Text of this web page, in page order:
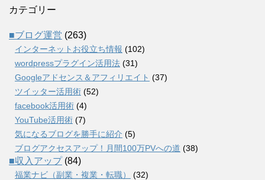
カテゴリー
■ブログ運営 (263)
インターネットお役立ち情報 (102)
wordpressプラグイン活用法 (31)
Googleアドセンス＆アフィリエイト (37)
ツイッター活用術 (52)
facebook活用術 (4)
YouTube活用術 (7)
気になるブログを勝手に紹介 (5)
ブログアクセスアップ！月間100万PVへの道 (38)
■収入アップ(84)
福業ナビ（副業・複業・転職）
(32)